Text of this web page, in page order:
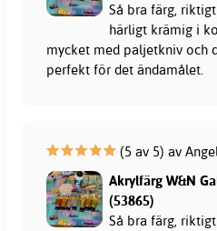
Så bra färg,
härligt krämig i
mycket med paljetkniv och
perfekt för det ändamålet.
(5 av 5) av
Akrylfärg W&N
(53865)
Så bra färg,